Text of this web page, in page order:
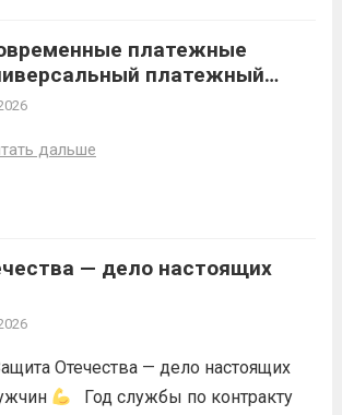
отсутствие осадков,
ветер), в целях
ухудшения лесопожарной
чрезвычайных
платежные
платежный
дальше
— дело настоящих
Отечества — дело настоящих
Год службы по контракту